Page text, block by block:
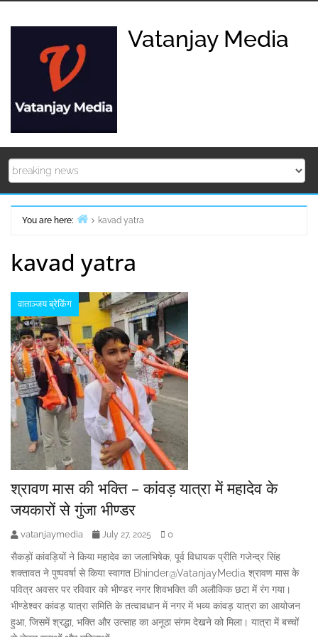
Vatanjay Media
You are here:
kavad yatra
kavad yatra
वाताञ्जय ब्रेकिंग
श्रावण मास की भक्ति – कांवड़ यात्रा में महादेव के
जयकारों से गुंजा भीण्डर
vatanjaymedia July 27, 2025 0
सैकड़ों कांवड़ियों ने किया महादेव का जलाभिषेक, पूर्व विधायक प्रीति गजेन्द्र सिंह
शक्तावत ने पुष्पवर्षा से किया स्वागत Bhinder@VatanjayMedia श्रावण मास के
पवित्र अवसर पर रविवार को भीण्डर नगर शिवभक्ति की अलौकिक छटा में रंग गया।
भीण्डेश्वर कांवड़ यात्रा समिति के तत्वावधान में नगर में भव्य कांवड़ यात्रा का आयोजन
हुआ, जिसमें श्रद्धा, भक्ति और उत्साह का अनूठा संगम देखने को मिला। यात्रा में बच्चों